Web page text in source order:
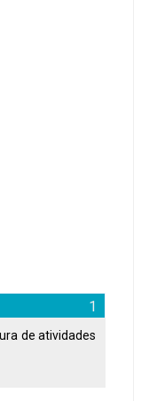
de atividades